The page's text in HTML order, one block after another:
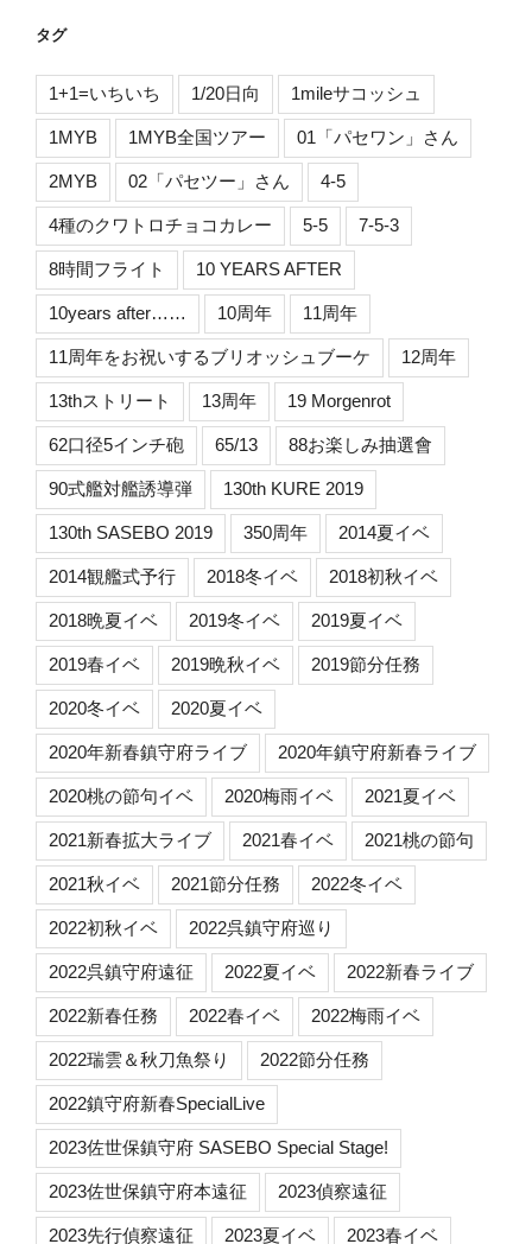
タグ
1+1=いちいち 1/20日向 1mileサコッシュ
1MYB 1MYB全国ツアー 01「パセワン」さん
2MYB 02「パセツー」さん 4-5
4種のクワトロチョコカレー 5-5 7-5-3
8時間フライト 10 YEARS AFTER
10years after…… 10周年 11周年
11周年をお祝いするブリオッシュブーケ 12周年
13thストリート 13周年 19 Morgenrot
62口径5インチ砲 65/13 88お楽しみ抽選會
90式艦対艦誘導弾 130th KURE 2019
130th SASEBO 2019 350周年 2014夏イベ
2014観艦式予行 2018冬イベ 2018初秋イベ
2018晩夏イベ 2019冬イベ 2019夏イベ
2019春イベ 2019晩秋イベ 2019節分任務
2020冬イベ 2020夏イベ
2020年新春鎮守府ライブ 2020年鎮守府新春ライブ
2020桃の節句イベ 2020梅雨イベ 2021夏イベ
2021新春拡大ライブ 2021春イベ 2021桃の節句
2021秋イベ 2021節分任務 2022冬イベ
2022初秋イベ 2022呉鎮守府巡り
2022呉鎮守府遠征 2022夏イベ 2022新春ライブ
2022新春任務 2022春イベ 2022梅雨イベ
2022瑞雲＆秋刀魚祭り 2022節分任務
2022鎮守府新春SpecialLive
2023佐世保鎮守府 SASEBO Special Stage!
2023佐世保鎮守府本遠征 2023偵察遠征
2023先行偵察遠征 2023夏イベ 2023春イベ